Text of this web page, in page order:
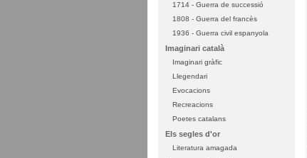
1714 - Guerra de successió
1808 - Guerra del francès
1936 - Guerra civil espanyola
Imaginari català
Imaginari gràfic
Llegendari
Evocacions
Recreacions
Poetes catalans
Els segles d'or
Literatura amagada